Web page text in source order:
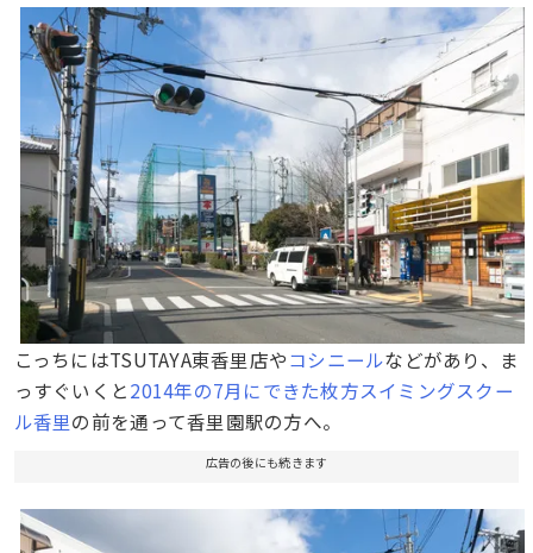
こっちにはTSUTAYA東香里店やコシニールなどがあり、ま
っすぐいくと2014年の7月にできた枚方スイミングスクー
ル香里の前を通って香里園駅の方へ。
広告の後にも続きます